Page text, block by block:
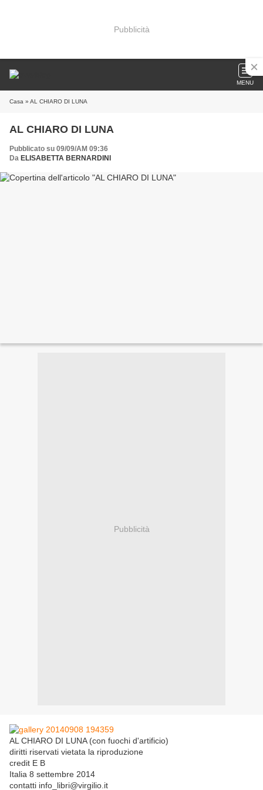
Pubblicità
MENU
Casa » AL CHIARO DI LUNA
AL CHIARO DI LUNA
Pubblicato su 09/09/AM 09:36
Da ELISABETTA BERNARDINI
Pubblicità
AL CHIARO DI LUNA (con fuochi d'artificio)
diritti riservati vietata la riproduzione
credit E B
Italia 8 settembre 2014
contatti info_libri@virgilio.it